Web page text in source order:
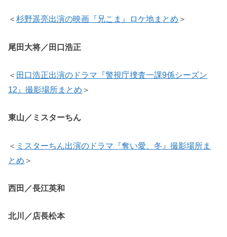
＜杉野遥亮出演の映画『兄こま』ロケ地まとめ ＞
尾田大将／田口浩正
＜ 田口浩正出演のドラマ『警視庁捜査一課9係シーズン
12』撮影場所まとめ ＞
東山／ミスターちん
＜ ミスターちん出演のドラマ『奪い愛、冬』撮影場所ま
とめ ＞
西田／長江英和
北川／店長松本